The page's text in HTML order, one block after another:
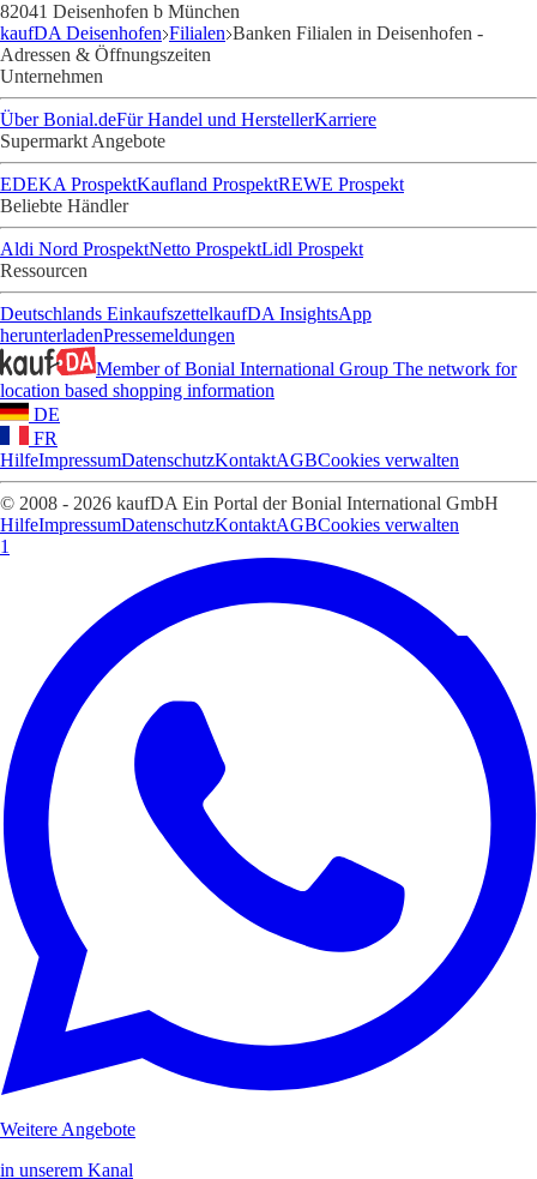
82041 Deisenhofen b München
kaufDA Deisenhofen Filialen Banken Filialen in Deisenhofen -
Adressen & Öffnungszeiten
Unternehmen
Über Bonial.deFür Handel und HerstellerKarriere
Supermarkt Angebote
EDEKA ProspektKaufland ProspektREWE Prospekt
Beliebte Händler
Aldi Nord ProspektNetto ProspektLidl Prospekt
Ressourcen
Deutschlands EinkaufszettelkaufDA InsightsApp
herunterladenPressemeldungen
Member of Bonial International Group The network for
location based shopping information
DE
FR
HilfeImpressumDatenschutzKontaktAGBCookies verwalten
© 2008 - 2026 kaufDA Ein Portal der Bonial International GmbH
HilfeImpressumDatenschutzKontaktAGBCookies verwalten
1
Weitere Angebote
in unserem Kanal